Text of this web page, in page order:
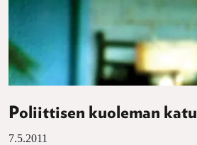
Poliittisen kuoleman katu
7.5.2011